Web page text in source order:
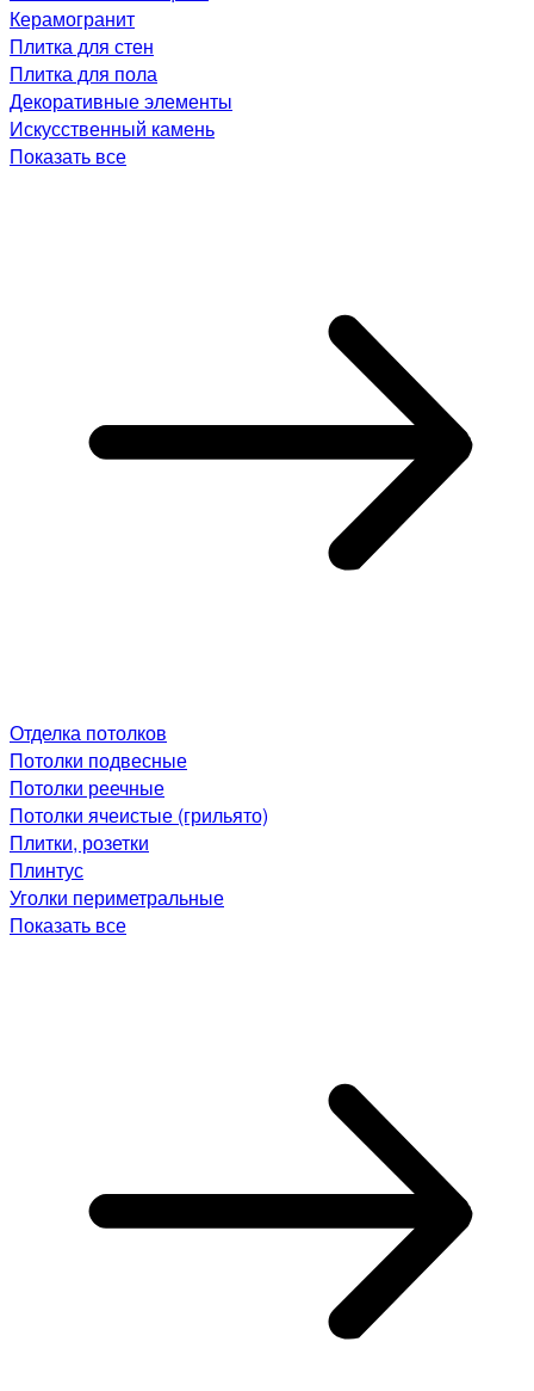
Керамогранит
Плитка для стен
Плитка для пола
Декоративные элементы
Искусственный камень
Показать все
Отделка потолков
Потолки подвесные
Потолки реечные
Потолки ячеистые (грильято)
Плитки, розетки
Плинтус
Уголки периметральные
Показать все